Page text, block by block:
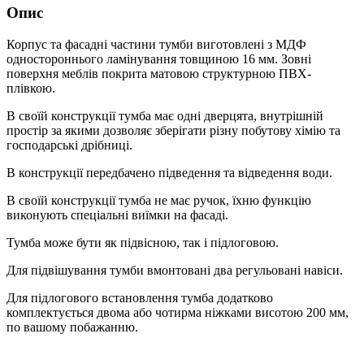
Опис
Корпус та фасадні частини тумби виготовлені з МДФ
одностороннього ламінування товщиною 16 мм. Зовні
поверхня меблів покрита матовою структурною ПВХ-
плівкою.
В своїй конструкції тумба має одні дверцята, внутрішній
простір за якими дозволяє зберігати різну побутову хімію та
господарські дрібниці.
В конструкції передбачено підведення та відведення води.
В своїй конструкції тумба не має ручок, їхню функцію
виконують спеціальні виїмки на фасаді.
Тумба може бути як підвісною, так і підлоговою.
Для підвішування тумби вмонтовані два регульовані навіси.
Для підлогового встановлення тумба додатково
комплектується двома або чотирма ніжками висотою 200 мм,
по вашому побажанню.